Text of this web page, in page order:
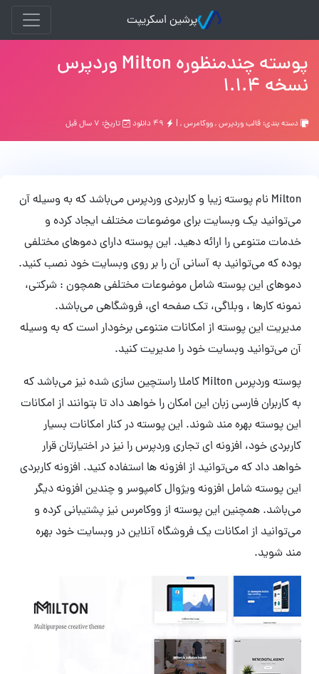
پرشین اسکریپت
پوسته چندمنظوره Milton وردپرس
نسخه 1.1.4
دسته بندی: قالب وردپرس,ووکامرس, | تاریخ: ۷ سال قبل
Milton نام پوسته زیبا و کاربردی وردپرس می‌باشد که به وسیله آن
می‌توانید یک وبسایت برای موضوعات مختلف ایجاد کرده و
خدمات متنوعی را ارائه دهید. این پوسته دارای دموهای مختلفی
بوده که می‌توانید به آسانی آن را بر روی وبسایت خود نصب کنید.
دموهای این پوسته شامل موضوعات مختلفی همچون : شرکتی،
نمونه کارها ، وبلاگی، تک صفحه ای، فروشگاهی می‌باشد.
مدیریت این پوسته از امکانات متنوعی برخودار است که به وسیله
آن می‌توانید وبسایت خود را مدیریت کنید.
پوسته وردپرس Milton کاملا راستچین سازی شده نیز می‌باشد که
به کاربران فارسی زبان این امکان را خواهد داد تا بتوانند از امکانات
این پوسته بهره مند شوند. این پوسته در کنار امکانات بسیار
کاربردی خود، افزونه ای تجاری وردپرس را نیز در اختیارتان قرار
خواهد داد که می‌توانید از افزونه ها استفاده کنید. افزونه کاربردی
این پوسته شامل افزونه ویژوال کامپوسر و چندین افزونه دیگر
می‌باشد. همچنین این پوسته از ووکامرس نیز پشتیبانی کرده و
می‌توانید از امکانات یک فروشگاه آنلاین در وبسایت خود بهره
مند شوید.